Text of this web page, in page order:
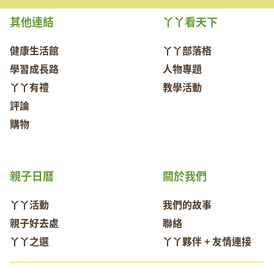
其他連結
健康生活館
學習成長路
丫丫有禮
評論
購物
丫丫看天下
丫丫部落格
人物專題
教學活動
關於我們
我們的故事
聯絡
丫丫夥伴 + 友情連接
親子日曆
丫丫活動
親子好去處
丫丫之選